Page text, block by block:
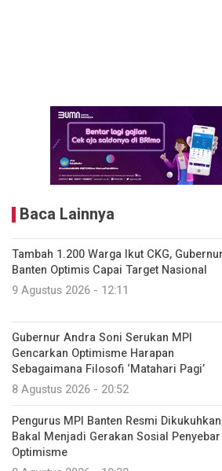
Baca Lainnya
Tambah 1.200 Warga Ikut CKG, Gubernur
Banten Optimis Capai Target Nasional
9 Agustus 2026 - 12:11
Gubernur Andra Soni Serukan MPI
Gencarkan Optimisme Harapan
Sebagaimana Filosofi ‘Matahari Pagi’
8 Agustus 2026 - 20:52
Pengurus MPI Banten Resmi
Bakal Menjadi Gerakan Sosial Penyebar
Optimisme